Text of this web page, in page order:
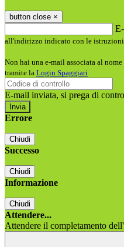
button close ×
all'indirizzo indicato con le istruzioni
Non hai una e-mail associata al
tramite la Login Spaggiari
E-mail inviata, si prega di
Errore
Chiudi
Successo
Chiudi
Informazione
Chiudi
Attendere...
Attendere il completamento